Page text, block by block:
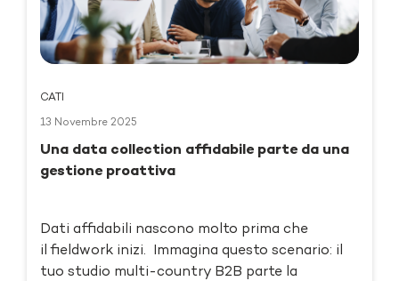
CATI
13 Novembre 2025
Una data collection affidabile parte da una
gestione proattiva
Dati affidabili nascono molto prima che
il fieldwork inizi. Immagina questo scenario: il
tuo studio multi-country B2B parte la